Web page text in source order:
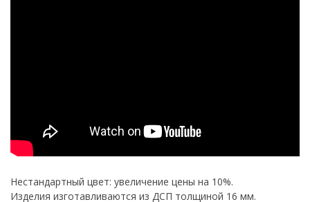
Нестандартный цвет: увеличение цены на 10%.
Изделия изготавливаются из ДСП толщиной 16 мм.